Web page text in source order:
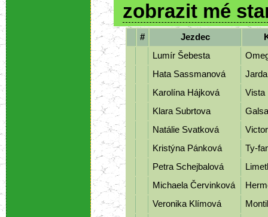
zobrazit mé
# Jezdec
Lumír Šebesta
Hata Sassmanová
Karolína Hájková
Vista
Klara Subrtova
Natálie Svatková
Kristýna Pánková
Ty-
Petra Schejbalová
Michaela Červinková
Veronika Klímová